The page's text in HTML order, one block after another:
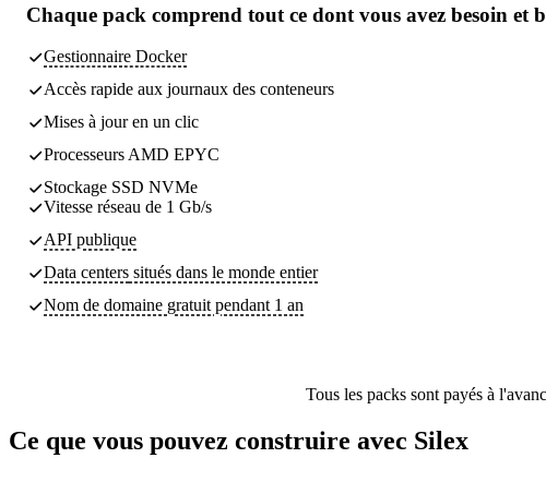
Chaque pack comprend tout ce dont vous avez besoin et
Gestionnaire Docker
Accès rapide aux journaux des conteneurs
Mises à jour en un clic
Processeurs AMD EPYC
Stockage SSD NVMe
Vitesse réseau de 1 Gb/s
API publique
Data centers situés dans le monde entier
Nom de domaine gratuit pendant 1 an
Tous les packs sont payés à
Ce que vous pouvez construire avec Silex